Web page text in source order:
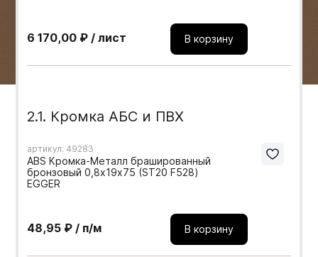
6 170,00 ₽ / лист В корзину
2.1. Кромка АБС и ПВХ
артикул: 49283
ABS Кромка-Металл брашированный
бронзовый 0,8х19х75 (ST20 F528)
EGGER
48,95 ₽ / п/м В корзину